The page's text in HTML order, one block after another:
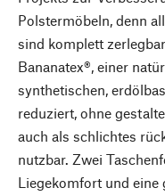
Polstermöbeln, denn
sind komplett
Bananatex®, einer
synthetischen,
reduziert, ohne
auch als schlichtes
nutzbar. Zwei
Liegekomfort und eine